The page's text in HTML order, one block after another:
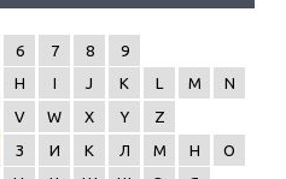
6 7 8
9
H I J K L M
N
V W X Y
Z
З И К Л М Н
О